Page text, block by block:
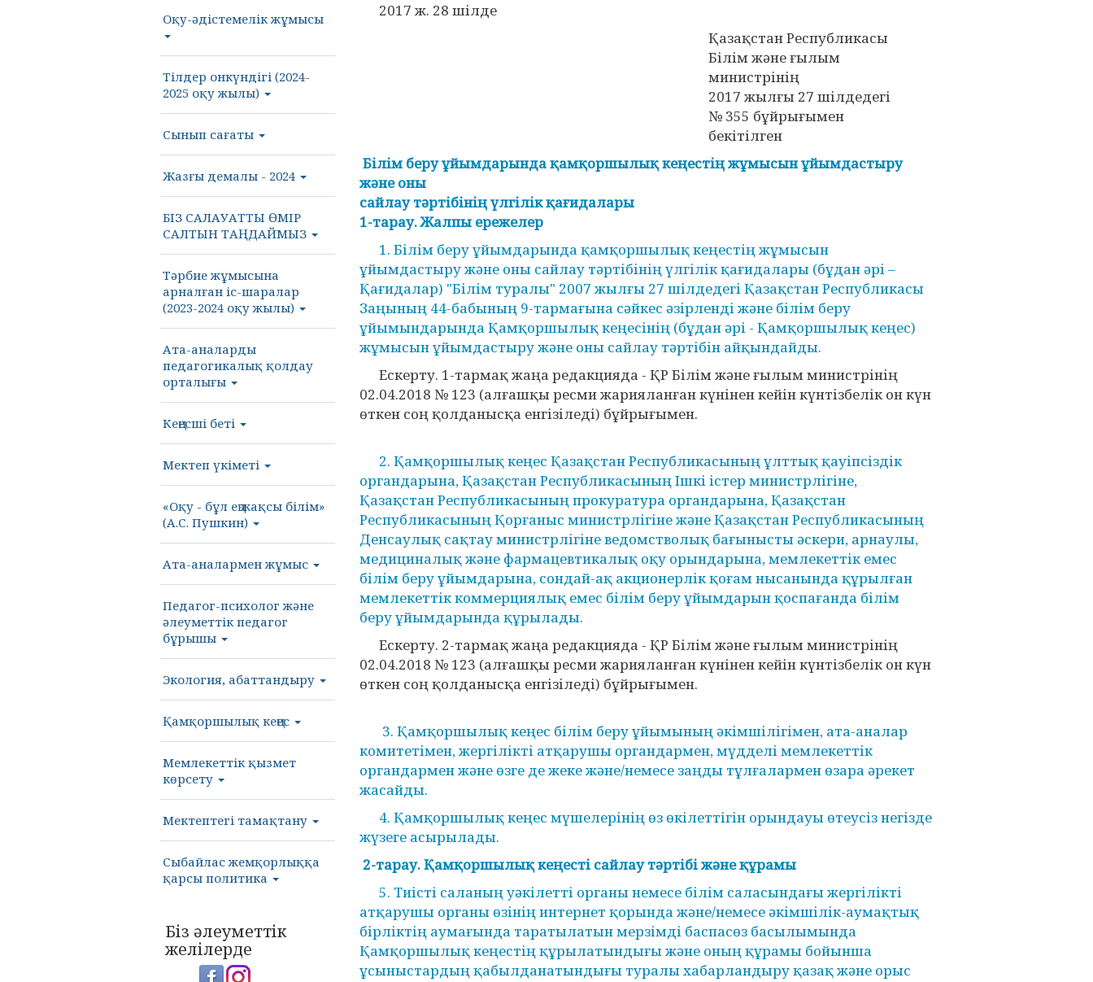
Оқу-әдістемелік жұмысы
Тілдер онкүндігі (2024-
2025 оқу жылы)
Сынып сағаты
Жазғы демалы - 2024
БІЗ САЛАУАТТЫ ӨМІР
САЛТЫН ТАҢДАЙМЫЗ
Тәрбие жұмысына
арналған іс-шаралар
(2023-2024 оқу жылы)
Ата-аналарды
педагогикалық қолдау
орталығы
Кеңесші беті
Мектеп үкіметі
«Оқу - бұл ең жақсы білім»
(А.С. Пушкин)
Ата-аналармен жұмыс
Педагог-психолог және
әлеуметтік педагог
бұрышы
Экология, абаттандыру
Қамқоршылық кеңес
Мемлекеттік қызмет
көрсету
Мектептегі тамақтану
Сыбайлас жемқорлыққа
қарсы политика
Біз әлеуметтік
желілерде
2017 ж. 28 шілде
Қазақстан Республикасы
Білім және ғылым
министрінің
2017 жылғы 27 шілдедегі
№ 355 бұйрығымен
бекітілген
Білім беру ұйымдарында қамқоршылық кеңестің жұмысын ұйымдастыру
және оны
сайлау тәртібінің үлгілік қағидалары
1-тарау. Жалпы ережелер
1. Білім беру ұйымдарында қамқоршылық кеңестің жұмысын
ұйымдастыру және оны сайлау тәртібінің үлгілік қағидалары (бұдан әрі –
Қағидалар) "Білім туралы" 2007 жылғы 27 шілдедегі Қазақстан Республикасы
Заңының 44-бабының 9-тармағына сәйкес әзірленді және білім беру
ұйымындарында Қамқоршылық кеңесінің (бұдан әрі - Қамқоршылық кеңес)
жұмысын ұйымдастыру және оны сайлау тәртібін айқындайды.
Ескерту. 1-тармақ жаңа редакцияда - ҚР Білім және ғылым министрінің
02.04.2018 № 123 (алғашқы ресми жарияланған күнінен кейін күнтізбелік он күн
өткен соң қолданысқа енгізіледі) бұйрығымен.
2. Қамқоршылық кеңес Қазақстан Республикасының ұлттық қауіпсіздік
органдарына, Қазақстан Республикасының Ішкі істер министрлігіне,
Қазақстан Республикасының прокуратура органдарына, Қазақстан
Республикасының Қорғаныс министрлігіне және Қазақстан Республикасының
Денсаулық сақтау министрлігіне ведомстволық бағынысты әскери, арнаулы,
медициналық және фармацевтикалық оқу орындарына, мемлекеттік емес
білім беру ұйымдарына, сондай-ақ акционерлік қоғам нысанында құрылған
мемлекеттік коммерциялық емес білім беру ұйымдарын қоспағанда білім
беру ұйымдарында құрылады.
Ескерту. 2-тармақ жаңа редакцияда - ҚР Білім және ғылым министрінің
02.04.2018 № 123 (алғашқы ресми жарияланған күнінен кейін күнтізбелік он күн
өткен соң қолданысқа енгізіледі) бұйрығымен.
3. Қамқоршылық кеңес білім беру ұйымының әкімшілігімен, ата-аналар
комитетімен, жергілікті атқарушы органдармен, мүдделі мемлекеттік
органдармен және өзге де жеке және/немесе заңды тұлғалармен өзара әрекет
жасайды.
4. Қамқоршылық кеңес мүшелерінің өз өкілеттігін орындауы өтеусіз негізде
жүзеге асырылады.
2-тарау. Қамқоршылық кеңесті сайлау тәртібі және құрамы
5. Тиісті саланың уәкілетті органы немесе білім саласындағы жергілікті
атқарушы органы өзінің интернет қорында және/немесе әкімшілік-аумақтық
бірліктің аумағында таратылатын мерзімді баспасөз басылымында
Қамқоршылық кеңестің құрылатындығы және оның құрамы бойынша
ұсыныстардың қабылданатындығы туралы хабарландыру қазақ және орыс